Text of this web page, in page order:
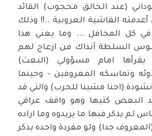
(عبد الخالق محجوب) القائد
الفاشية العروبية ..!! وذلك
عامي 71 و72 في كل المحافل ... وما يعني هذا
السلطة آنذاك من ازعاج لهم
يقرأها امام مسؤولي (البعث)
وتماسكه المعروفين - وحينما
(احنا مشينا للحرب) والتي قد
البعض كتبها وهو واقف عراقي
لم يذكر فيها ما يريدوه وما اراده
جدا) ولو مفردة واحده يذكر